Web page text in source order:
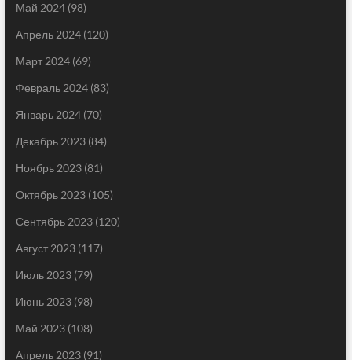
Май 2024(98)
Апрель 2024(120)
Март 2024(69)
Февраль 2024(83)
Январь 2024(70)
Декабрь 2023(84)
Ноябрь 2023(81)
Октябрь 2023(105)
Сентябрь 2023(120)
Август 2023(117)
Июль 2023(79)
Июнь 2023(98)
Май 2023(108)
Апрель 2023(91)